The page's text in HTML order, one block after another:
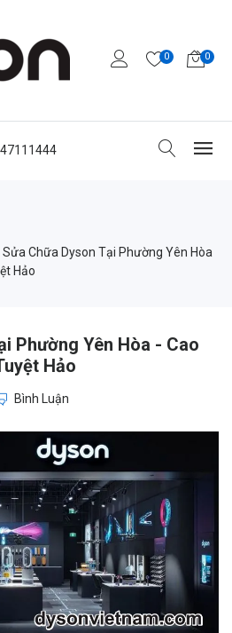
0 0
Sửa Chữa Dyson Tại Phường Yên Hòa
Hảo
Phường Yên Hòa - Cao
Hảo
Bình Luận